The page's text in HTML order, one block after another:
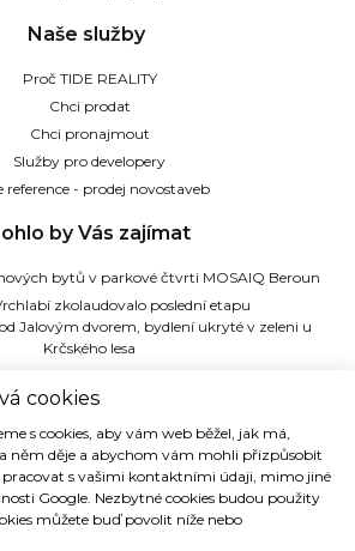
Naše služby
Proč TIDE REALITY
Chci prodat
Chci pronajmout
Služby pro developery
reference - prodej novostaveb
by Vás zajímat
bytů v parkové čtvrti MOSAIQ Beroun
zkolaudovalo poslední etapu
Jalovým dvorem, bydlení ukryté v zeleni u
Krčského lesa
Dřevná 2, 128 00 Praha 2
Tel: (+420) 224 914 914
e-mail:info@tide.cz
cookies
s cookies, aby vám web běžel, jak má,
něm děje a abychom vám mohli přizpůsobit
pracovat s vašimi kontaktními údaji, mimo jiné
Google. Nezbytné cookies budou použity
můžete buď povolit níže nebo